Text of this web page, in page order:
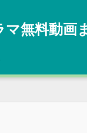
無料動画